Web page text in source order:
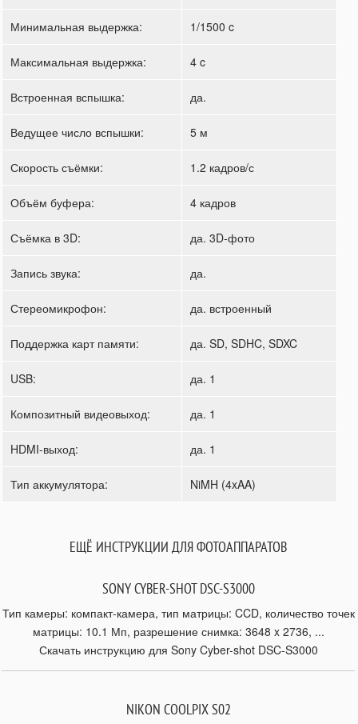
Минимальная выдержка: 1/1500 c
Максимальная выдержка: 4 c
Встроенная вспышка: да.
Ведущее число вспышки: 5 м
Скорость съёмки: 1.2 кадров/с
Объём буфера: 4 кадров
Съёмка в 3D: да. 3D-фото
Запись звука: да.
Стереомикрофон: да. встроенный
Поддержка карт памяти: да. SD, SDHC, SDXC
USB: да. 1
Композитный видеовыход: да. 1
HDMI-выход: да. 1
Тип аккумулятора: NiMH (4xAA)
ЕЩЁ ИНСТРУКЦИИ ДЛЯ ФОТОАППАРАТОВ
SONY CYBER-SHOT DSC-S3000
Тип камеры: компакт-камера, тип матрицы: CCD, количество точек
матрицы: 10.1 Мп, разрешение снимка: 3648 x 2736, ...
Скачать инструкцию для Sony Cyber-shot DSC-S3000
NIKON COOLPIX S02